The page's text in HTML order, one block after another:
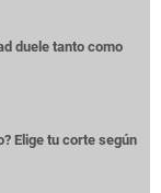
duele tanto como
Elige tu corte según